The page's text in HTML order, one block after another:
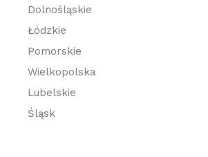
Dolnośląskie
Łódzkie
Pomorskie
Wielkopolska
Lubelskie
Śląsk